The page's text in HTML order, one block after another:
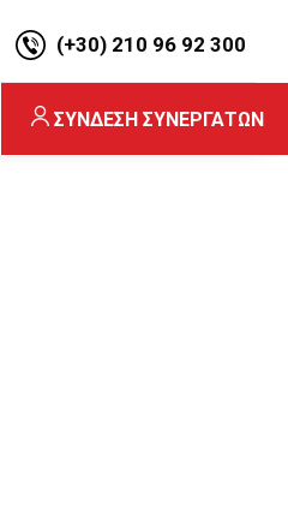
(+30) 210 96 92 300
ΣΥΝΔΕΣΗ ΣΥΝΕΡΓΑΤΩΝ